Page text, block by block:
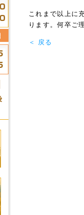
これまで以上に
ります。何卒ご
＜ 戻る